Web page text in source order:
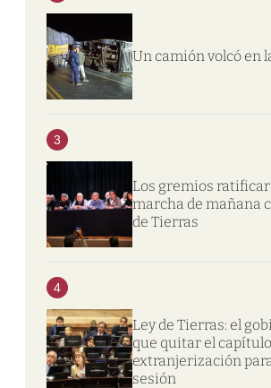
Un camión volcó en
3
Los gremios
marcha de mañana
de Tierras
4
Ley de Tierras: el
que quitar el
extranjerización
sesión